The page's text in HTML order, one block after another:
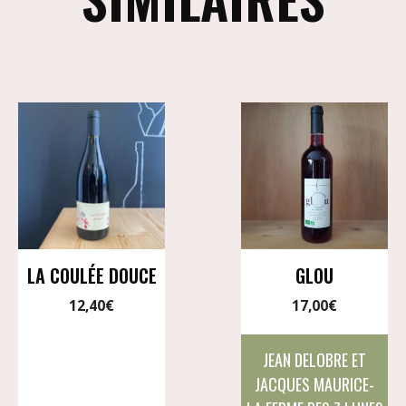
LA COULÉE DOUCE
12,40€
GLOU
17,00€
JEAN DELOBRE ET
JACQUES MAURICE-